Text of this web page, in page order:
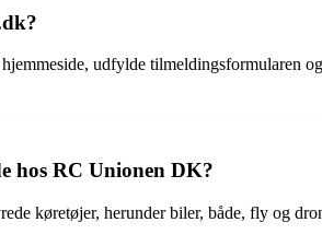
udfylde tilmeldingsformularen
hos RC Unionen DK?
køretøjer, herunder biler, både, fly og